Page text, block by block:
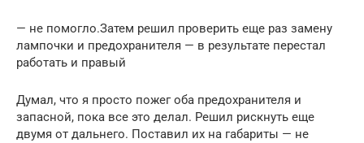
— не помогло.Затем решил проверить еще раз замену
лампочки и предохранителя — в результате перестал
работать и правый
Думал, что я просто пожег оба предохранителя и
запасной, пока все это делал. Решил рискнуть еще
двумя от дальнего. Поставил их на габариты — не